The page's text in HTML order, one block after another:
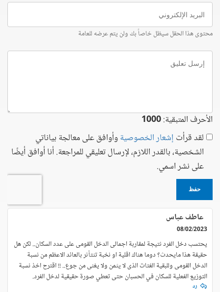
البريد
الإلكتروني
محتوى هذا الحقل سيظل خاصاً بك ولن يتم عرضه للعامة
إرسل
تعليق
الأحرف المتبقية:1000
لقد قرأت إشعار الخصوصيةوأوافق على معالجة بياناتي
الشخصية، بالقدر اللازم، لإرسال تعليقي للمراجعة. أنا أوافق أيضًا
على نشر اسمي.
حفظ
عاطف عباس
08/02/2023
يحتسب دخل الفرد نتيجة لمقاربة اجمالى الدخل القومى على عدد السكان.. لكن هل
حقيقة هذا مايحدث؟ دوما هناك اقلية او نخبة تثتأثر بالعائد الاعظم من نسبة
الدخل القومى وللبقية الفتات الذى لا يثمن ولا يغنى من جوع.. !! اقترح اخذ نسبة
التوزيع الفعلية للسكان في الحسبان حتى تعطي صورة حقيقية لدخل الفرد.
رد